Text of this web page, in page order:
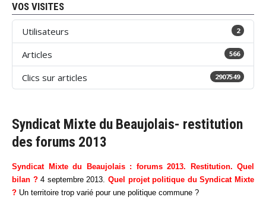
VOS VISITES
Utilisateurs 2
Articles 566
Clics sur articles 2907549
Syndicat Mixte du Beaujolais- restitution
des forums 2013
Syndicat Mixte du Beaujolais : forums 2013. Restitution. Quel
bilan ?4 septembre 2013. Quel projet politique du Syndicat Mixte
? Un territoire trop varié pour une politique commune ?